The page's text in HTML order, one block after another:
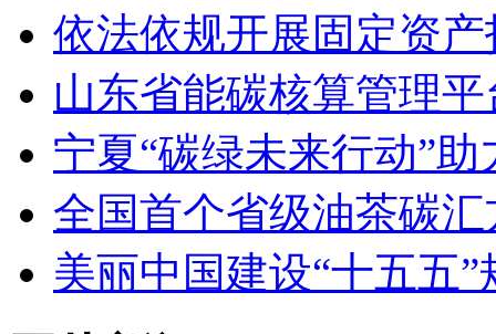
依法依规开展固定资
山东省能碳核算管理
宁夏“碳绿未来行动”
全国首个省级油茶碳
美丽中国建设“十五五”